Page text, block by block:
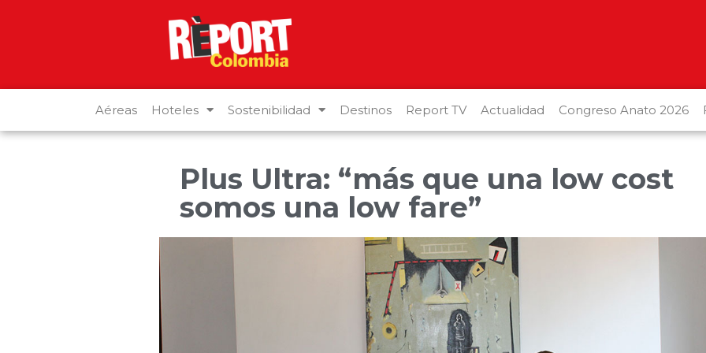
Aéreas Hoteles Sostenibilidad Destinos Report TV Actualidad Congreso Anato 2026
Plus Ultra: “más que una low cost
somos una low fare”